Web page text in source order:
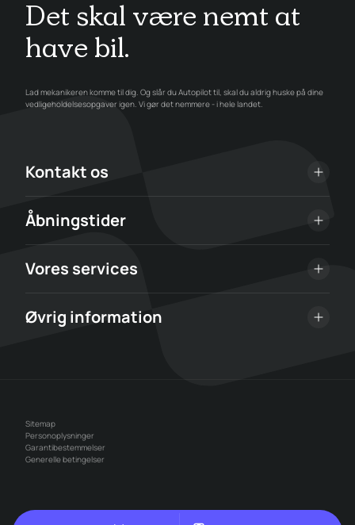
Det skal være nemt at
have bil.
Lad mekanikeren komme til dig. Og slår du Autopilot til, skal du aldrig huske på dine
vedligeholdelsesopgaver igen. Vi gør det nemmere - i hele landet.
Kontakt os
Åbningstider
Vores services
Øvrig information
Sitemap
Personoplysninger
Garantibestemmelser
Generelle betingelser